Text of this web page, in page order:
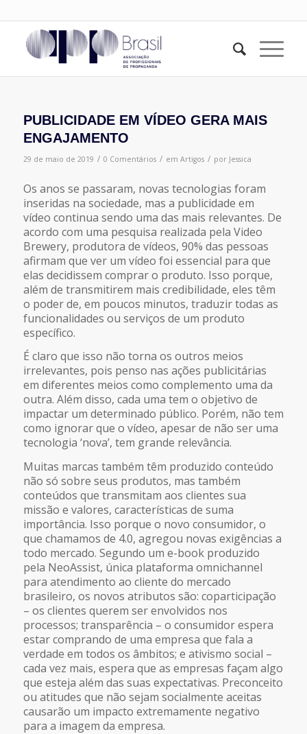
PUBLICIDADE EM VÍDEO GERA MAIS
ENGAJAMENTO
29 de maio de 2019 / 0 Comentários / em Artigos / por Jessica
Os anos se passaram, novas tecnologias foram
inseridas na sociedade, mas a publicidade em
vídeo continua sendo uma das mais relevantes. De
acordo com uma pesquisa realizada pela Video
Brewery, produtora de vídeos, 90% das pessoas
afirmam que ver um vídeo foi essencial para que
elas decidissem comprar o produto. Isso porque,
além de transmitirem mais credibilidade, eles têm
o poder de, em poucos minutos, traduzir todas as
funcionalidades ou serviços de um produto
específico.
É claro que isso não torna os outros meios
irrelevantes, pois penso nas ações publicitárias
em diferentes meios como complemento uma da
outra. Além disso, cada uma tem o objetivo de
impactar um determinado público. Porém, não tem
como ignorar que o vídeo, apesar de não ser uma
tecnologia ‘nova’, tem grande relevância.
Muitas marcas também têm produzido conteúdo
não só sobre seus produtos, mas também
conteúdos que transmitam aos clientes sua
missão e valores, características de suma
importância. Isso porque o novo consumidor, o
que chamamos de 4.0, agregou novas exigências a
todo mercado. Segundo um e-book produzido
pela NeoAssist, única plataforma omnichannel
para atendimento ao cliente do mercado
brasileiro, os novos atributos são: coparticipação
– os clientes querem ser envolvidos nos
processos; transparência – o consumidor espera
estar comprando de uma empresa que fala a
verdade em todos os âmbitos; e ativismo social –
cada vez mais, espera que as empresas façam algo
que esteja além das suas expectativas. Preconceito
ou atitudes que não sejam socialmente aceitas
causarão um impacto extremamente negativo
para a imagem da empresa.